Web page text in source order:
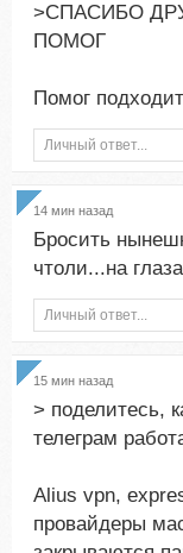
>СПАСИБО
ПОМОГ
Помог подходит
Личный ответ...
14 мин назад
Бросить
чтоли...на
Личный ответ...
15 мин назад
> поделитесь,
телеграм
Alius vpn,
провайдеры